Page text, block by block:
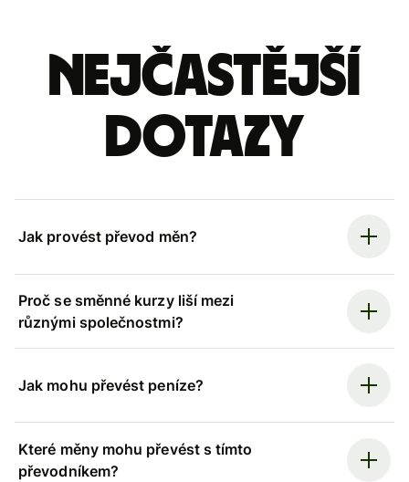
Nejčastější
dotazy
Jak provést převod měn?
Proč se směnné kurzy liší mezi
různými společnostmi?
Jak mohu převést peníze?
Které měny mohu převést s tímto
převodníkem?